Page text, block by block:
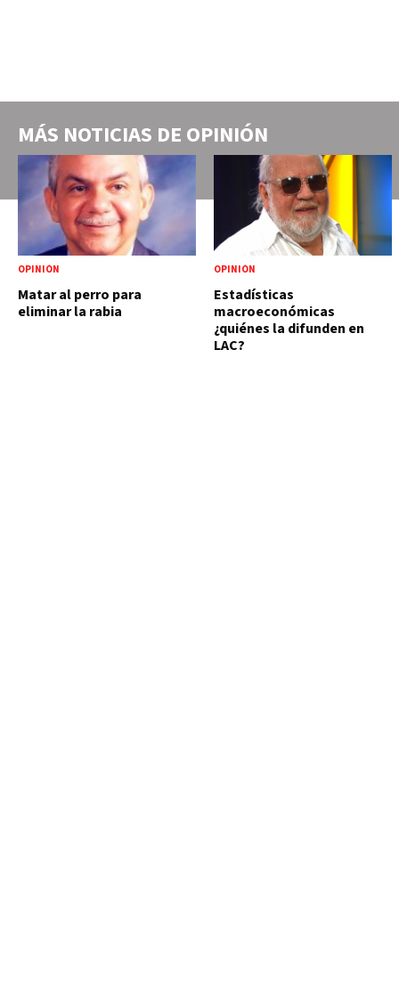
MÁS NOTICIAS DE OPINIÓN
OPINIÓN
Matar al perro para
eliminar la rabia
OPINIÓN
Estadísticas
macroeconómicas
¿quiénes la difunden en
LAC?